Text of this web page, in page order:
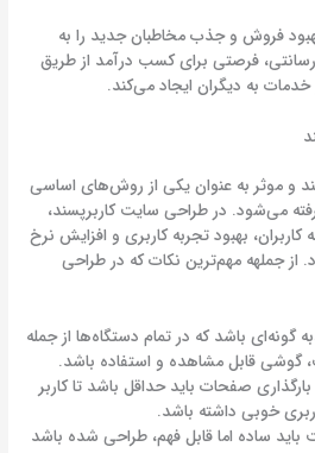
فروش و جذب مخاطبان جدید را به
پورسانتی، فرصتی برای کسب درآمد از طریق
به دیگران ایجاد می‌کند.
و موثر به عنوان یکی از روش‌های اساسی
می‌شود. در طراحی سایت کاربرپسند،
بهبود تجربه کاربری و افزایش نرخ
از جملهه مهم‌ترین نکات که در طراحی
گونه‌ای باشد که در تمام دستگاه‌ها از جمله
گوشی قابل مشاهده و استفاده باشد.
صفحات باید حداقل باشد تا کاربر
خوبی داشته باشد.
ساده اما قابل فهم، طراحی شده باشد